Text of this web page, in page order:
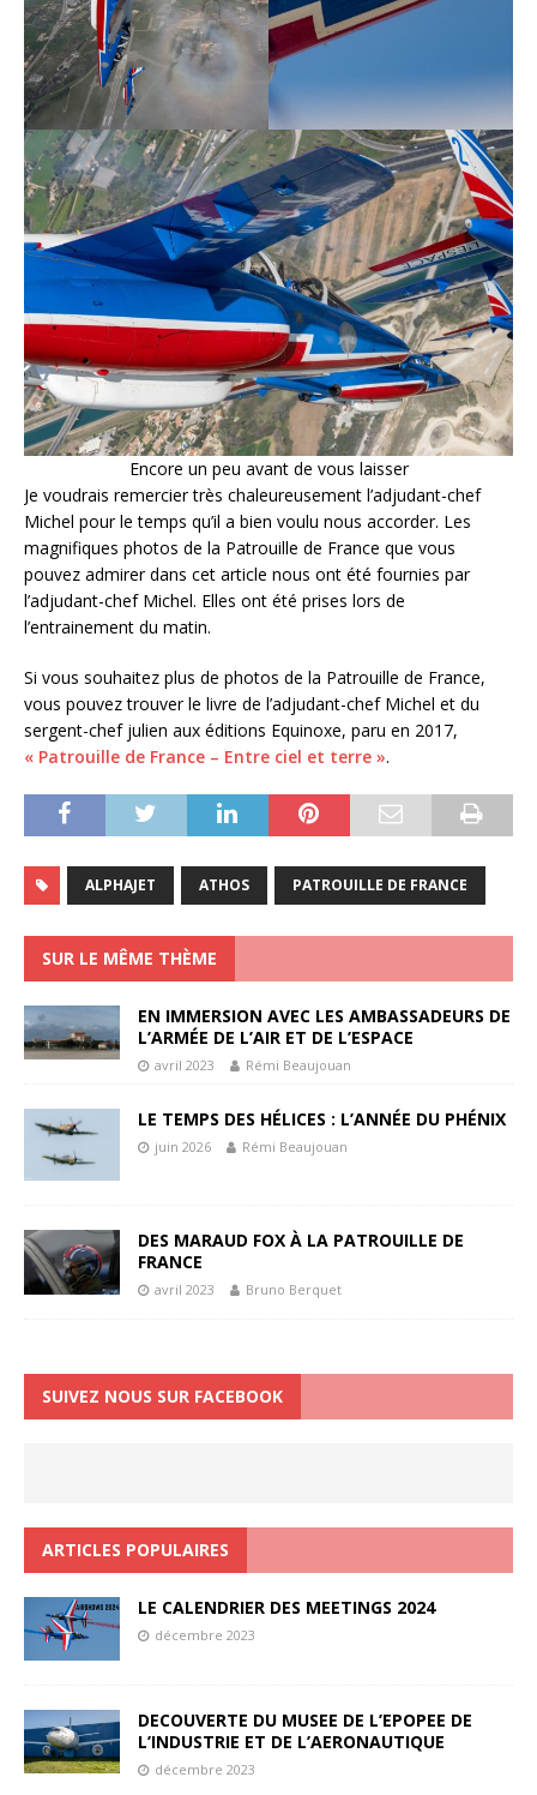
Encore un peu avant de vous laisser
Je voudrais remercier très chaleureusement l’adjudant-chef
Michel pour le temps qu’il a bien voulu nous accorder. Les
magnifiques photos de la Patrouille de France que vous
pouvez admirer dans cet article nous ont été fournies par
l’adjudant-chef Michel. Elles ont été prises lors de
l’entrainement du matin.
Si vous souhaitez plus de photos de la Patrouille de France,
vous pouvez trouver le livre de l’adjudant-chef Michel et du
sergent-chef julien aux éditions Equinoxe, paru en 2017,
« Patrouille de France – Entre ciel et terre ».
ALPHAJET ATHOS PATROUILLE DE FRANCE
SUR LE MÊME THÈME
EN IMMERSION AVEC LES AMBASSADEURS DE
L’ARMÉE DE L’AIR ET DE L’ESPACE
avril 2023 Rémi Beaujouan
LE TEMPS DES HÉLICES : L’ANNÉE DU PHÉNIX
juin 2026 Rémi Beaujouan
DES MARAUD FOX À LA PATROUILLE DE
FRANCE
avril 2023 Bruno Berquet
SUIVEZ NOUS SUR FACEBOOK
ARTICLES POPULAIRES
LE CALENDRIER DES MEETINGS 2024
décembre 2023
DECOUVERTE DU MUSEE DE L’EPOPEE DE
L’INDUSTRIE ET DE L’AERONAUTIQUE
décembre 2023